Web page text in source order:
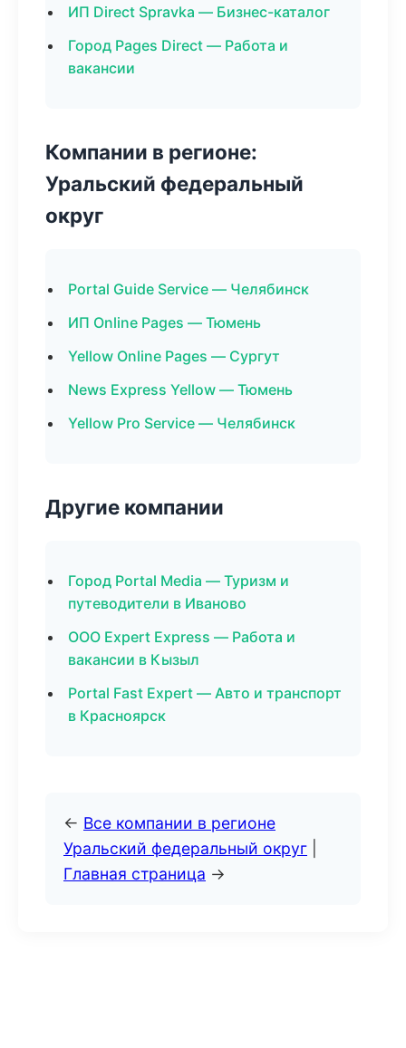
ИП Direct Spravka — Бизнес-каталог
Город Pages Direct — Работа и
вакансии
Компании в регионе:
Уральский федеральный
округ
Portal Guide Service — Челябинск
ИП Online Pages — Тюмень
Yellow Online Pages — Сургут
News Express Yellow — Тюмень
Yellow Pro Service — Челябинск
Другие компании
Город Portal Media — Туризм и
путеводители в Иваново
ООО Expert Express — Работа и
вакансии в Кызыл
Portal Fast Expert — Авто и транспорт
в Красноярск
← Все компании в регионе
Уральский федеральный округ
Главная страница →